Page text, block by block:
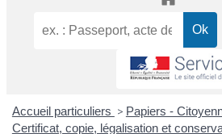
Accueil particuliers > Papiers -
Certificat, copie, légalisation et